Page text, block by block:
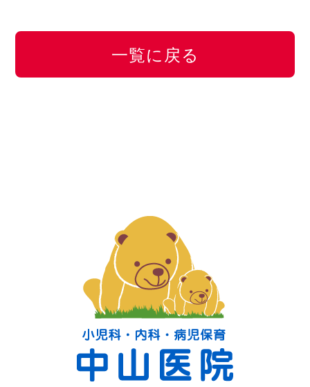
一覧に戻る